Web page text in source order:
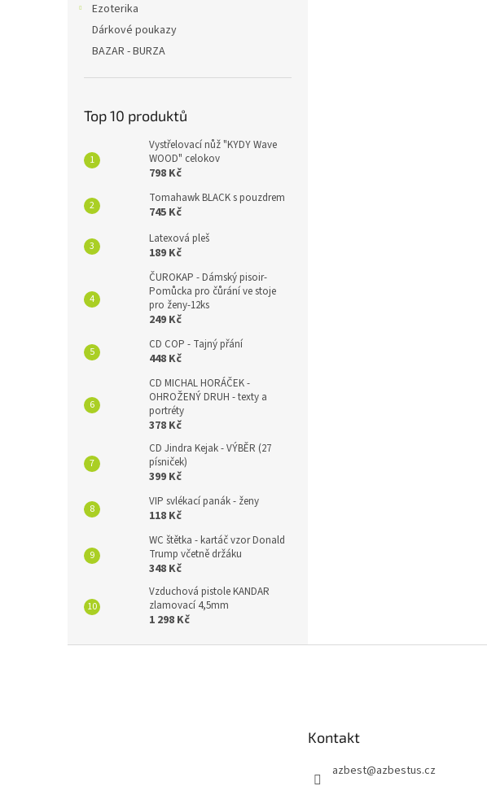
Ezoterika
Dárkové poukazy
BAZAR - BURZA
Top 10 produktů
Vystřelovací nůž "KYDY Wave
WOOD" celokov
798 Kč
Tomahawk BLACK s pouzdrem
745 Kč
Latexová pleš
189 Kč
ČUROKAP - Dámský pisoir-
Pomůcka pro čůrání ve stoje
pro ženy-12ks
249 Kč
CD COP - Tajný přání
448 Kč
CD MICHAL HORÁČEK -
OHROŽENÝ DRUH - texty a
portréty
378 Kč
CD Jindra Kejak - VÝBĚR (27
písniček)
399 Kč
VIP svlékací panák - ženy
118 Kč
WC štětka - kartáč vzor Donald
Trump včetně držáku
348 Kč
Vzduchová pistole KANDAR
zlamovací 4,5mm
1 298 Kč
Kontakt
azbest@azbestus.cz